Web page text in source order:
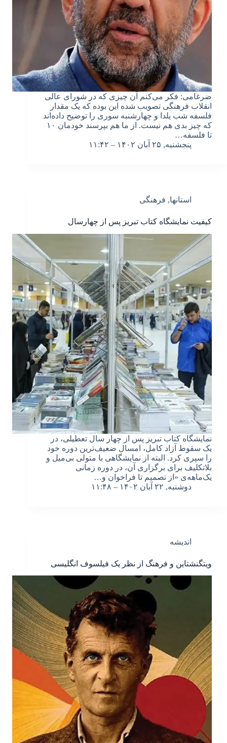
ضرغامی: فکر می‌کنم آن چیزی که در شورای عالی
انقلاب فرهنگی تصویب شده این بوده که یک مقدار
فلسفه شب یلدا و چهارشنبه سوری را توضیح داده‌اند
که چیز بدی هم نیست. از ما هم بپرسند خودمان ۱۰
تا فلسفه…
پنجشنبه, ۲۵ آبان ۱۴۰۲ – ۱۱:۴۲
استانها, فرهنگی
کیفیت نمایشگاه کتاب تبریز پس از چهارسال
نمایشگاه کتاب تبریز پس از چهار سال تعطیلی، در
یک سقوط آزاد کامل، امسال ضعیف‌ترین دوره خود
را سپری کرد. البته از نمایشگاهی با متولی بی‌میل و
بلاتکلیف برای برگزاری آن، در دوره زمانی
یک‌ماهه‌ی «از تصمیم تا فراخوان و…
دوشنبه, ۲۲ آبان ۱۴۰۲ – ۱۱:۴۸
اندیشه
ویتگنشتاین و فرهنگ از نظر یک فیلسوف انگلیسی